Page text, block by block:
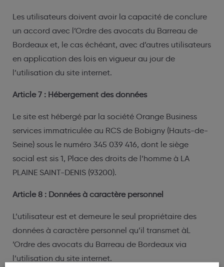
Les utilisateurs doivent avoir la capacité de conclure
un accord avec l’Ordre des avocats du Barreau de
Bordeaux et, le cas échéant, avec d’autres utilisateurs
en application des lois en vigueur au jour de
l’utilisation du site internet.
Article 7 : Hébergement des données
Le site est hébergé par la société Orange Business
services immatriculée au RCS de Bobigny (Hauts-de-
Seine) sous le numéro 345 039 416, dont le siège
social est sis 1, Place des droits de l’homme à LA
PLAINE SAINT-DENIS (93200).
Article 8 : Données à caractère personnel
L’utilisateur est et demeure le seul propriétaire des
données à caractère personnel qu’il transmet àL
’Ordre des avocats du Barreau de Bordeaux via
l’utilisation du site internet.